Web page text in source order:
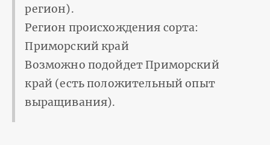
регион).
Регион происхождения сорта:
Приморский край
Возможно подойдет Приморский
край (есть положительный опыт
выращивания).